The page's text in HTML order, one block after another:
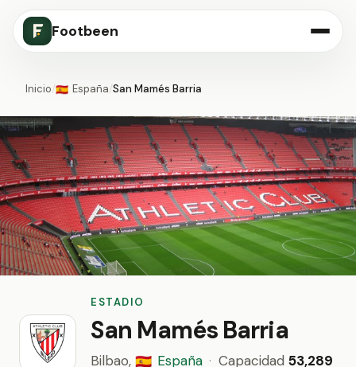
Footbeen
Inicio/🇪🇸 España/San Mamés Barria
ESTADIO
San Mamés Barria
Bilbao, 🇪🇸 España · Capacidad 53,289